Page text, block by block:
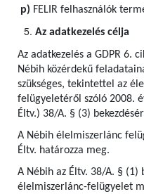
p) FELIR felhasználók
Az adatkezelés célja
Az adatkezelés a GDPR 6.
Nébih közérdekű
szükséges, tekintettel az
felügyeletéről szóló 2008.
Éltv.) 38/A. § (3)
A Nébih élelmiszerlánc
Éltv. határozza meg.
A Nébih az Éltv. 38/A. § (1)
élelmiszerlánc-felügyelet